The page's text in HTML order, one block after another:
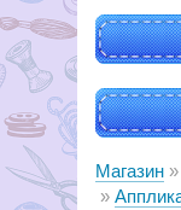
Магазин